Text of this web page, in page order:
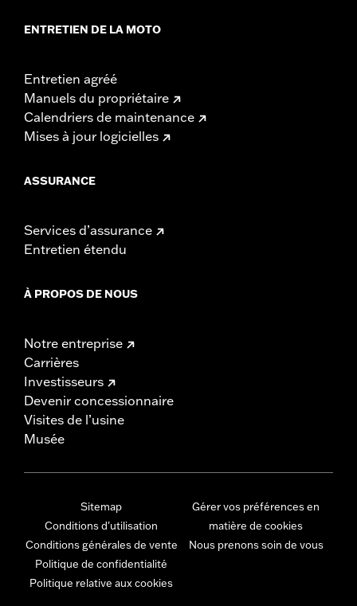
ENTRETIEN DE LA MOTO
Entretien agréé
Manuels du propriétaire
Calendriers de maintenance
Mises à jour logicielles
ASSURANCE
Services d’assurance
Entretien étendu
À PROPOS DE NOUS
Notre entreprise
Carrières
Investisseurs
Devenir concessionnaire
Visites de l’usine
Musée
Sitemap
Conditions d'utilisation
Conditions générales de vente
Politique de confidentialité
Politique relative aux cookies
Gérer vos préférences en
matière de cookies
Nous prenons soin de vous